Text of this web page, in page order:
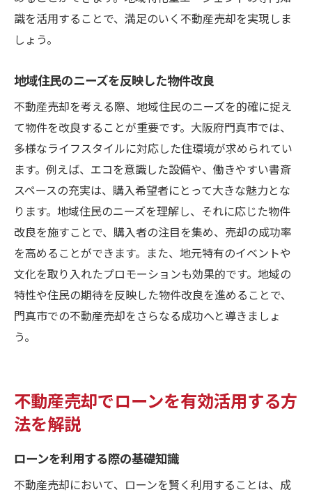
識を活用することで、満足のいく不動産売却を実現しま
しょう。
地域住民のニーズを反映した物件改良
不動産売却を考える際、地域住民のニーズを的確に捉え
て物件を改良することが重要です。大阪府門真市では、
多様なライフスタイルに対応した住環境が求められてい
ます。例えば、エコを意識した設備や、働きやすい書斎
スペースの充実は、購入希望者にとって大きな魅力とな
ります。地域住民のニーズを理解し、それに応じた物件
改良を施すことで、購入者の注目を集め、売却の成功率
を高めることができます。また、地元特有のイベントや
文化を取り入れたプロモーションも効果的です。地域の
特性や住民の期待を反映した物件改良を進めることで、
門真市での不動産売却をさらなる成功へと導きましょ
う。
不動産売却でローンを有効活用する方
法を解説
ローンを利用する際の基礎知識
不動産売却において、ローンを賢く利用することは、成